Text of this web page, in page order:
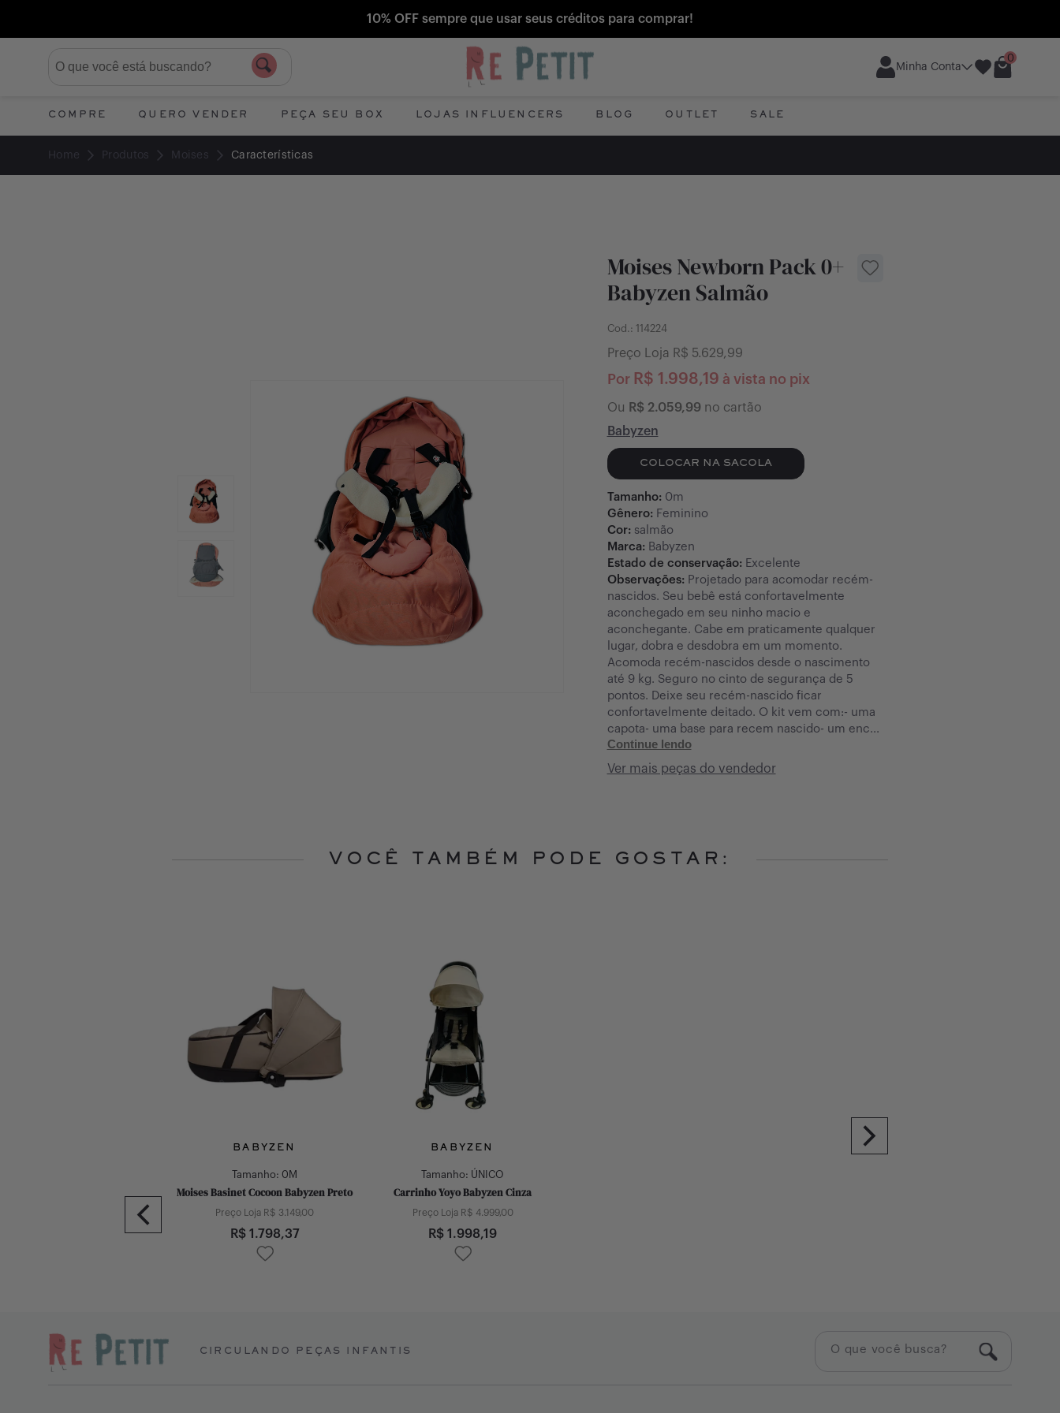
10% OFF sempre que usar seus créditos para comprar!
Minha Conta
0
COMPRE QUERO VENDER PEÇA SEU BOX LOJAS INFLUENCERS BLOG OUTLET SALE
Home Produtos Moises Características
Moises Newborn Pack 0+
Babyzen Salmão
Cod.: 114224
Preço Loja R$ 5.629,99
Por R$ 1.998,19 à vista no pix
Ou R$ 2.059,99no cartão
Babyzen
COLOCAR NA SACOLA
Tamanho: 0m
Gênero: Feminino
Cor: salmão
Marca: Babyzen
Estado de conservação: Excelente
Observações: Projetado para acomodar recém-
nascidos. Seu bebê está confortavelmente
aconchegado em seu ninho macio e
aconchegante. Cabe em praticamente qualquer
lugar, dobra e desdobra em um momento.
Acomoda recém-nascidos desde o nascimento
até 9 kg. Seguro no cinto de segurança de 5
pontos. Deixe seu recém-nascido ficar
confortavelmente deitado. O kit vem com:- uma
capota- uma base para recem nascido- um enc...
Continue lendo
Ver mais peças do vendedor
VOCÊ TAMBÉM PODE GOSTAR:
BABYZEN
Tamanho: 0M
Moises Basinet Cocoon Babyzen Preto
Preço Loja R$ 3.149,00
R$ 1.798,37
BABYZEN
Tamanho: ÚNICO
Carrinho Yoyo Babyzen Cinza
Preço Loja R$ 4.999,00
R$ 1.998,19
CIRCULANDO PEÇAS INFANTIS